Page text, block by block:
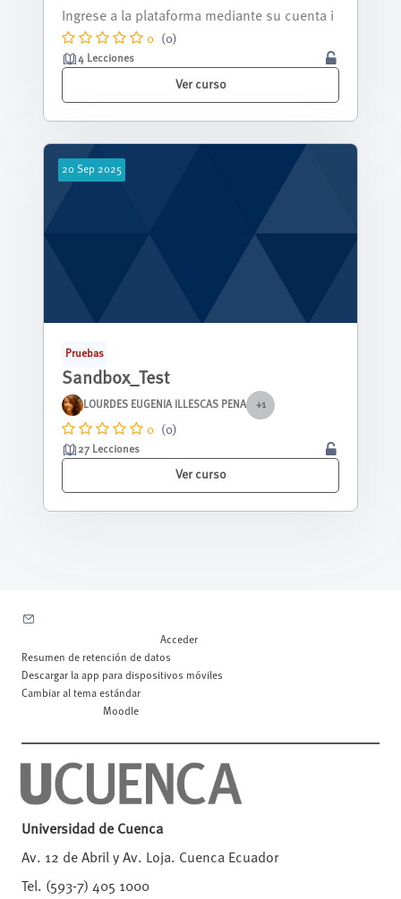
as que estás a punto de descubrir una...
0 (0)
4 Lecciones
Ver curso
20 Sep 2025
Pruebas
Sandbox_Test
LOURDES EUGENIA ILLESCAS PENA +1
0 (0)
27 Lecciones
Ver curso
Acceder
Resumen de retención de datos
Descargar la app para dispositivos móviles
Cambiar al tema estándar
Moodle
Universidad de Cuenca
Av. 12 de Abril y Av. Loja. Cuenca Ecuador
Tel. (593-7) 405 1000